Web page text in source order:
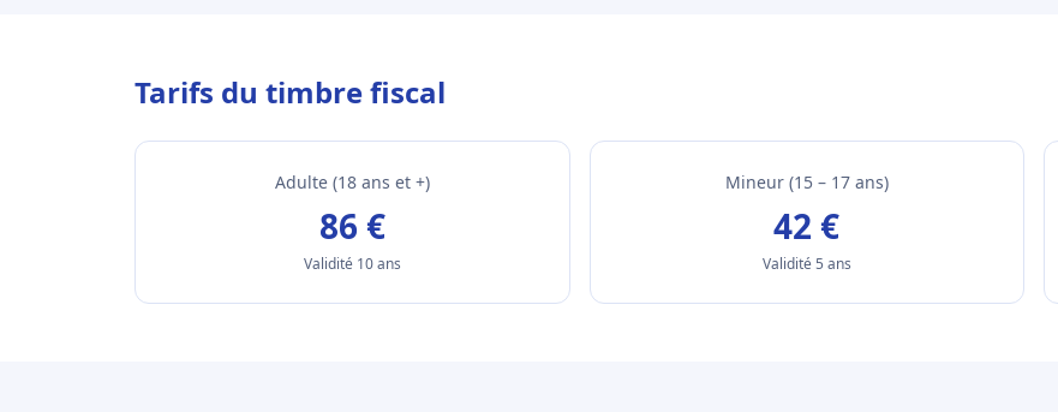
Tarifs du timbre fiscal
Adulte (18 ans et +)
86 €
Validité 10 ans
Mineur (15 – 17 ans)
42 €
Validité 5 ans